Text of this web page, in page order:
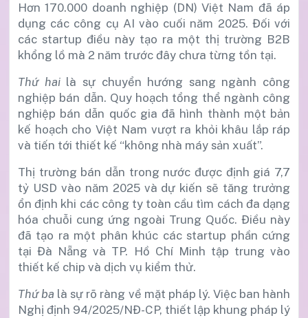
Hơn 170.000 doanh nghiệp (DN) Việt Nam đã áp
dụng các công cụ AI vào cuối năm 2025. Đối với
các startup điều này tạo ra một thị trường B2B
khổng lồ mà 2 năm trước đây chưa từng tồn tại.
Thứ hailà sự chuyển hướng sang ngành công
nghiệp bán dẫn. Quy hoạch tổng thể ngành công
nghiệp bán dẫn quốc gia đã hình thành một bản
kế hoạch cho Việt Nam vượt ra khỏi khâu lắp ráp
và tiến tới thiết kế “không nhà máy sản xuất”.
Thị trường bán dẫn trong nước được định giá 7,7
tỷ USD vào năm 2025 và dự kiến sẽ tăng trưởng
ổn định khi các công ty toàn cầu tìm cách đa dạng
hóa chuỗi cung ứng ngoài Trung Quốc. Điều này
đã tạo ra một phân khúc các startup phần cứng
tại Đà Nẵng và TP. Hồ Chí Minh tập trung vào
thiết kế chip và dịch vụ kiểm thử.
Thứ ba là sự rõ ràng về mặt pháp lý. Việc ban hành
Nghị định 94/2025/NĐ-CP, thiết lập khung pháp lý